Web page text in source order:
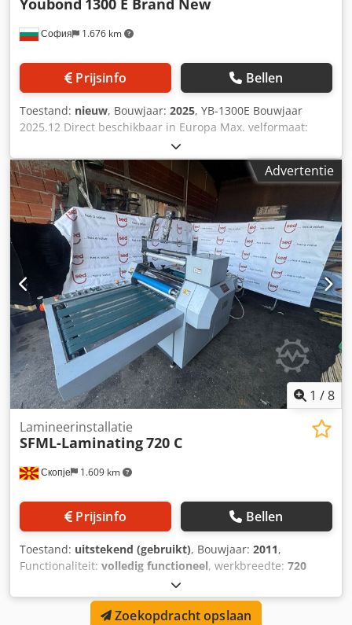
София 1.676 km
Youbond 1300 E Brand New
Prijsinfo Bellen
Toestand: nieuw, Bouwjaar: 2025, YB-1300E Bouwjaar
2025.12 Direct beschikbaar in Europa Max. velformaat:
1300×1250 mm Min. velformaat: 400×400 mm
Bovenvelfdikte: 150-600 g Onder velfdikte: A, B, C, E, F
(golfkarton), (industrieel karton) Max. snelheid: 6000
vellen/uur Afmetingen: 11,5×2×2,4 m Machinegewicht:
5000 kg Csdpfxjy Iycuj Aprjrf Machinevermogen: 10 kW/380
V
Advertentie
1 /8
Скопје 1.609 km
Lamineerinstallatie
SFML-Laminating720 C
Prijsinfo Bellen
Toestand: uitstekend (gebruikt), Bouwjaar: 2011,
Functionaliteit: volledig functioneel, werkbreedte: 720
, Model: SFML-720C Cedpeyxl Tyofx Aprsrf Gewicht:
840 kg Vermogen: 8,5 kW Spanning: 220 V Bouwjaar: 2011
CE-gecertificeerd Zoekopdracht opslaan